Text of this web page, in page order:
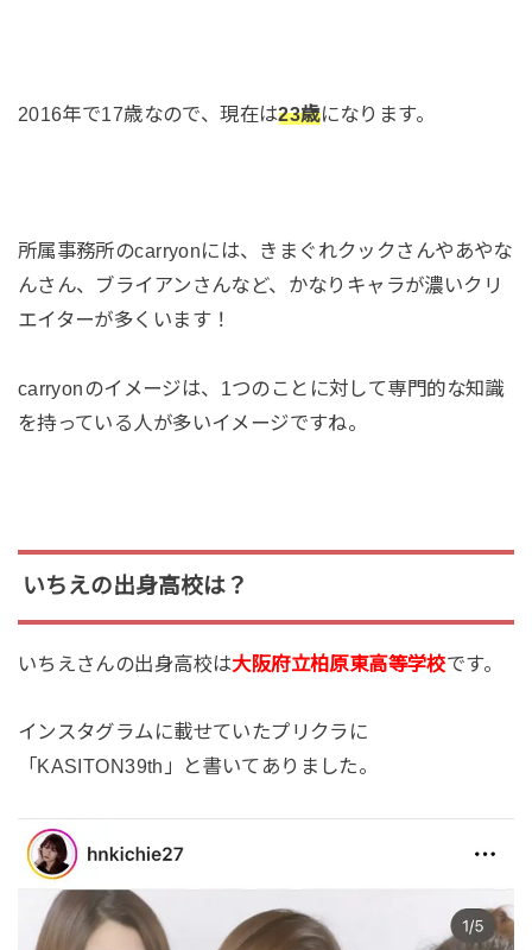
2016年で17歳なので、現在は23歳になります。
所属事務所のcarryonには、きまぐれクックさんやあやな
んさん、ブライアンさんなど、かなりキャラが濃いクリ
エイターが多くいます！
carryonのイメージは、1つのことに対して専門的な知識
を持っている人が多いイメージですね。
いちえの出身高校は？
いちえさんの出身高校は大阪府立柏原東高等学校です。
インスタグラムに載せていたプリクラに
「KASITON39th」と書いてありました。